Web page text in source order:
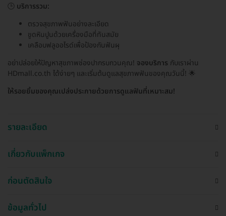
🕒 บริการรวม:
ตรวจสุขภาพฟันอย่างละเอียด
ขูดหินปูนด้วยเครื่องมือที่ทันสมัย
เคลือบฟลูออไรด์เพื่อป้องกันฟันผุ
อย่าปล่อยให้ปัญหาสุขภาพช่องปากรบกวนคุณ! จองบริการ กับเราผ่าน
HDmall.co.th ได้ง่ายๆ และเริ่มต้นดูแลสุขภาพฟันของคุณวันนี้! 🌟
ให้รอยยิ้มของคุณเปล่งประกายด้วยการดูแลฟันที่เหมาะสม!
รายละเอียด
เกี่ยวกับแพ็กเกจ
ก่อนตัดสินใจ
ข้อมูลทั่วไป